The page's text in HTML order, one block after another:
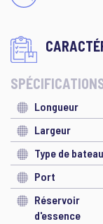
Longueur
Largeur
Type de bateau
Port
Réservoir
d'essence